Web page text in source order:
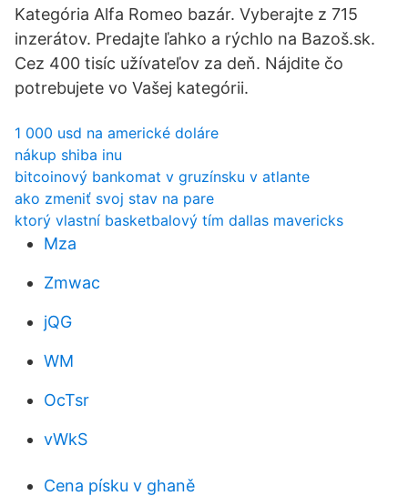
Kategória Alfa Romeo bazár. Vyberajte z 715
inzerátov. Predajte ľahko a rýchlo na Bazoš.sk.
Cez 400 tisíc užívateľov za deň. Nájdite čo
potrebujete vo Vašej kategórii.
1 000 usd na americké doláre
nákup shiba inu
bitcoinový bankomat v gruzínsku v atlante
ako zmeniť svoj stav na pare
ktorý vlastní basketbalový tím dallas mavericks
Mza
Zmwac
jQG
WM
OcTsr
vWkS
Cena písku v ghaně